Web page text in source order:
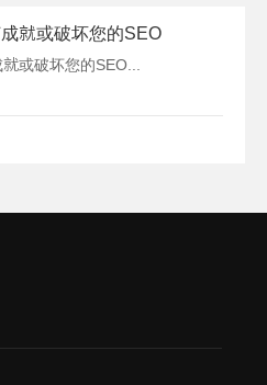
就或破坏您的SEO
或破坏您的SEO...